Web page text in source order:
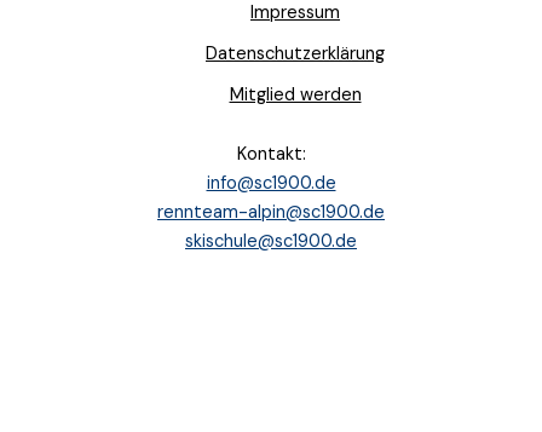
Impressum
Datenschutzerklärung
Mitglied werden
Kontakt:
info@sc1900.de
rennteam-alpin@sc1900.de
skischule@sc1900.de